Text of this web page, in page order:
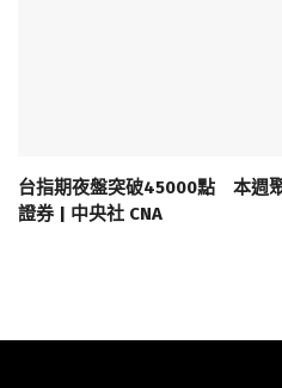
台指期夜盤突破45000點 本週
證券 | 中央社 CNA